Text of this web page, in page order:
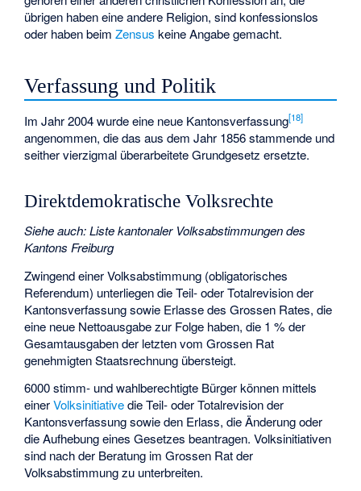
übrigen haben eine andere Religion, sind konfessionslos
oder haben beimZensus keine Angabe gemacht.
Verfassung und Politik
Im Jahr 2004 wurde eine neue Kantonsverfassung[18]
angenommen, die das aus dem Jahr 1856 stammende und
seither vierzigmal überarbeitete Grundgesetz ersetzte.
Direktdemokratische Volksrechte
Siehe auch:Liste kantonaler Volksabstimmungen des
Kantons Freiburg
Zwingend einer Volksabstimmung (obligatorisches
Referendum) unterliegen die Teil- oder Totalrevision der
Kantonsverfassung sowie Erlasse des Grossen Rates, die
eine neue Nettoausgabe zur Folge haben, die 1 % der
Gesamtausgaben der letzten vom Grossen Rat
genehmigten Staatsrechnung übersteigt.
6000 stimm- und wahlberechtigte Bürger können mittels
einerVolksinitiativedie Teil- oder Totalrevision der
Kantonsverfassung sowie den Erlass, die Änderung oder
die Aufhebung eines Gesetzes beantragen. Volksinitiativen
sind nach der Beratung im Grossen Rat der
Volksabstimmung zu unterbreiten.